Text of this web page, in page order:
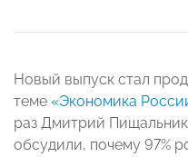
Новый выпуск стал
теме «Экономика
раз Дмитрий
обсудили, почему 97%